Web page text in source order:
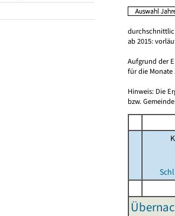
ab 2015:
Aufgrund der
für die Monate
Hinweis: Die
bzw.